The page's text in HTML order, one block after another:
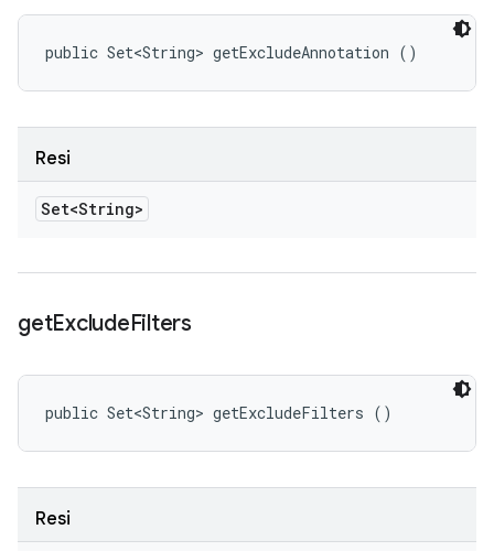
public Set<String> getExcludeAnnotation ()
Resi
Set<String>
getExcludeFilters
public Set<String> getExcludeFilters ()
Resi